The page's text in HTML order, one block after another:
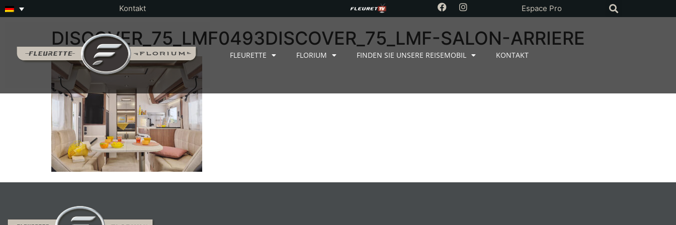
Kontakt Espace Pro
FLEURETTE FLORIUM FINDEN SIE UNSERE REISEMOBIL KONTAKT
DISCOVER_75_LMF0493DISCOVER_75_LMF-SALON-ARRIERE